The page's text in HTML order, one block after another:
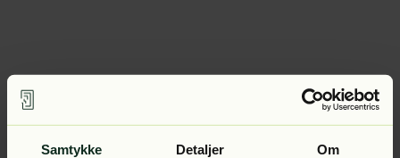
Samtykke Detaljer Om